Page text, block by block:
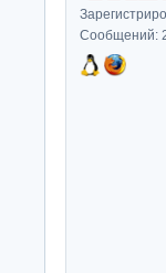
Сообщений: